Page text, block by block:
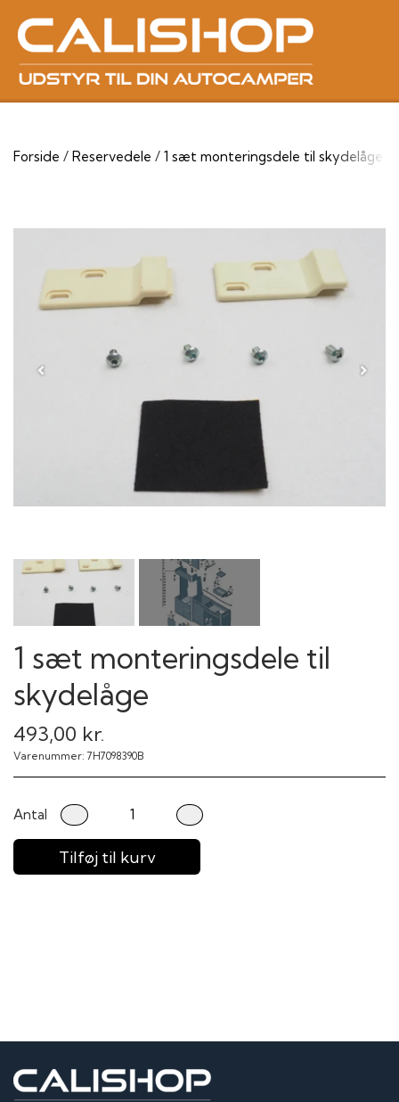
Forside Reservedele 1 sæt monteringsdele til skydelåge
1 sæt monteringsdele til
skydelåge
493,00 kr.
Varenummer: 7H7098390B
Antal
Tilføj til kurv